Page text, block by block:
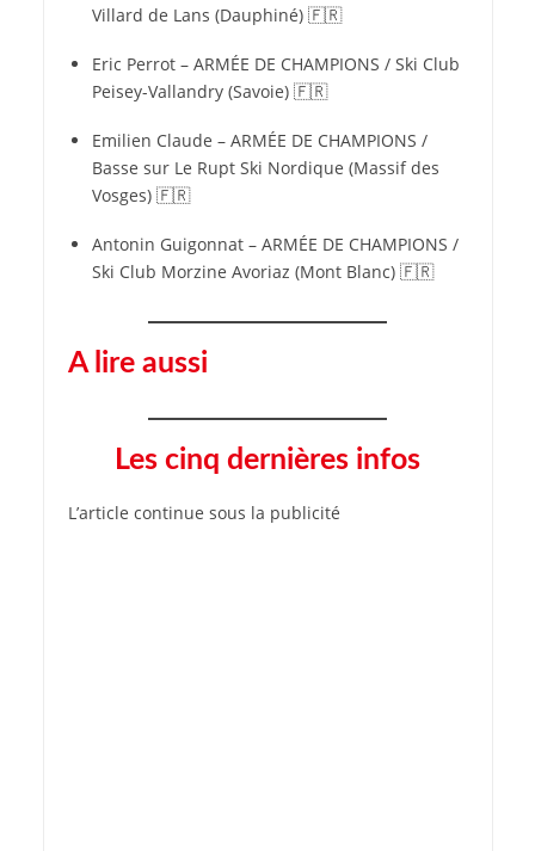
Villard de Lans (Dauphiné) 🇫🇷
Eric Perrot – ARMÉE DE CHAMPIONS / Ski Club
Peisey-Vallandry (Savoie) 🇫🇷
Emilien Claude – ARMÉE DE CHAMPIONS /
Basse sur Le Rupt Ski Nordique (Massif des
Vosges) 🇫🇷
Antonin Guigonnat – ARMÉE DE CHAMPIONS /
Ski Club Morzine Avoriaz (Mont Blanc) 🇫🇷
A lire aussi
Les cinq dernières infos
L’article continue sous la publicité